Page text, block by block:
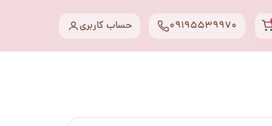
حساب کاربری 09195539970